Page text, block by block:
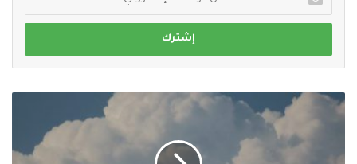
بريدك
الإلكتروني
استمرار
الأخدود